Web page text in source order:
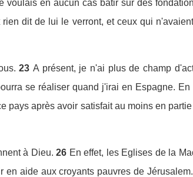
en aucun cas bâtir sur des
dit de lui le verront, et ceux qui
23 A présent, je n'ai plus de champ
se réaliser quand j'irai en Espagne. En
pays après avoir satisfait au moins en
à Dieu. 26 En effet, les Eglises de la
en aide aux croyants pauvres de Jérusalem.